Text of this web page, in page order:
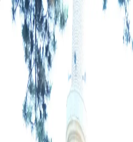
Peygamberler
Kutsal Mekanlar
Size En Yakın
Türbeler
Keşfet